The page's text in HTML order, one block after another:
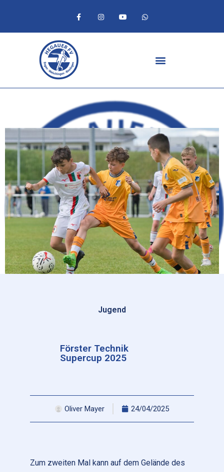
Jugend
Förster Technik
Supercup 2025
Oliver Mayer 24/04/2025
Zum zweiten Mal kann auf dem Gelände des